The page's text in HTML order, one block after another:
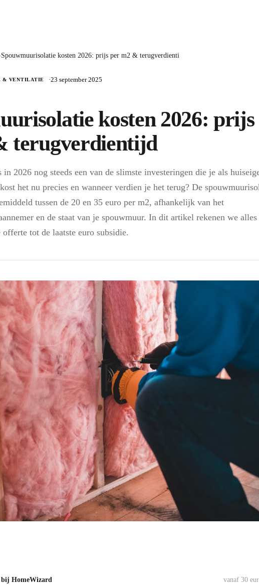
Spouwmuurisolatie kosten 2026: prijs per m2 & terugverdienti
& VENTILATIE ·23 september 2025
kosten 2026: prijs
terugverdientijd
2026 nog steeds een van de slimste investeringen die je als
het nu precies en wanneer verdien je het terug? De
tussen de 20 en 35 euro per m2, afhankelijk van het
en de staat van je spouwmuur. In dit artikel rekenen we
offerte tot de laatste euro subsidie.
HomeWizard vanaf 30